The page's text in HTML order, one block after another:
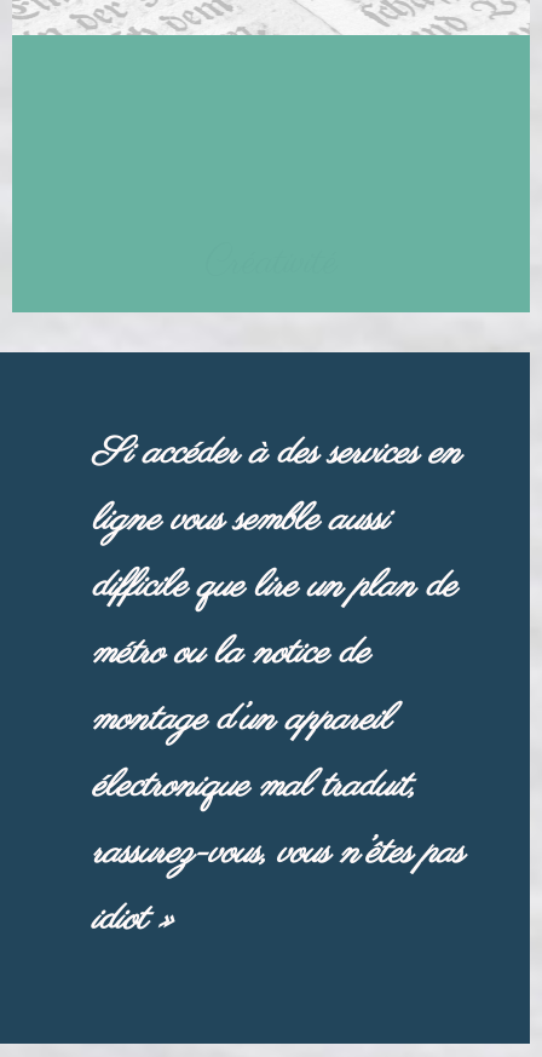
Si accéder à des services en
ligne vous semble aussi
difficile que lire un plan de
métro ou la notice de
montage d’un appareil
électronique mal traduit,
rassurez-vous, vous n’êtes pas
idiot »